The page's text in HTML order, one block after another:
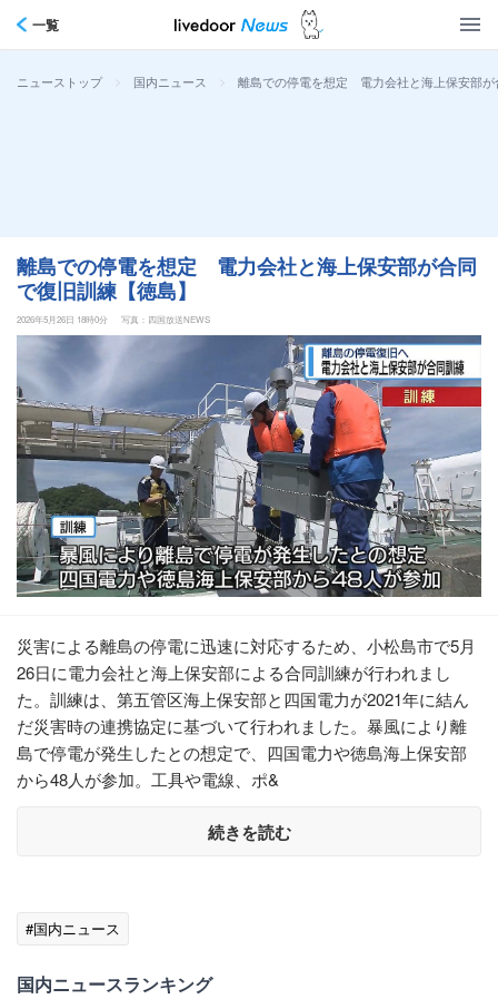
一覧
ニューストップ > 国内ニュース > 離島での停電を想定 電力会社と海上保安部が
離島での停電を想定 電力会社と海上保安部が合同
で復旧訓練【徳島】
2026年5月26日 18時0分 写真：四国放送NEWS
災害による離島の停電に迅速に対応するため、小松島市で5月
26日に電力会社と海上保安部による合同訓練が行われまし
た。訓練は、第五管区海上保安部と四国電力が2021年に結ん
だ災害時の連携協定に基づいて行われました。暴風により離
島で停電が発生したとの想定で、四国電力や徳島海上保安部
から48人が参加。工具や電線、ポ&
続きを読む
#国内ニュース
国内ニュースランキング